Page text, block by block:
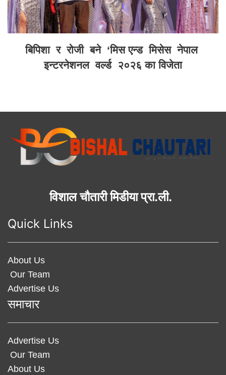
बिपिशा र रोजी बने ‘मिस एन्ड मिसेस नेपाल
इन्टरनेशनल वर्ल्ड २०२६ का विजेता
विशाल चौतारी मिडीया प्रा.ली.
Quick Links
About Us
Our Team
Advertise Us
समाचार
Advertise Us
Our Team
About Us